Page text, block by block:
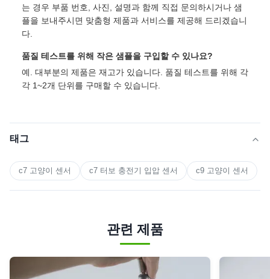
는 경우 부품 번호, 사진, 설명과 함께 직접 문의하시거나 샘
플을 보내주시면 맞춤형 제품과 서비스를 제공해 드리겠습니
다.
품질 테스트를 위해 작은 샘플을 구입할 수 있나요?
예. 대부분의 제품은 재고가 있습니다. 품질 테스트를 위해 각
각 1~2개 단위를 구매할 수 있습니다.
태그
c7 고양이 센서 c7 터보 충전기 입압 센서 c9 고양이 센서
관련 제품